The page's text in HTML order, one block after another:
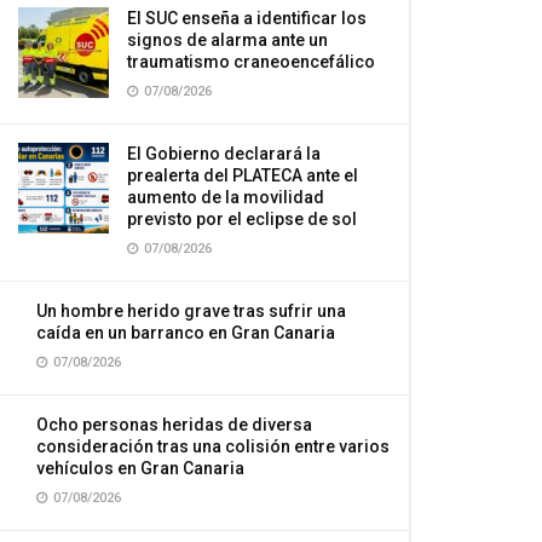
El SUC enseña a identificar los
signos de alarma ante un
traumatismo craneoencefálico
07/08/2026
El Gobierno declarará la
prealerta del PLATECA ante el
aumento de la movilidad
previsto por el eclipse de sol
07/08/2026
Un hombre herido grave tras sufrir una
caída en un barranco en Gran Canaria
07/08/2026
Ocho personas heridas de diversa
consideración tras una colisión entre varios
vehículos en Gran Canaria
07/08/2026